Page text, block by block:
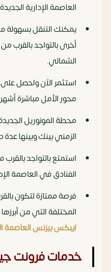
العاصمة الإدارية
يمكنك التنقل بسهولة
أخرى بالتواجد بالقرب
الشمالي.
استثمر الآن واحصل
محور الأمل مباشرة
محطة المونوريل
الزمني بينك وبينها عدة
استمتع بالتواجد
الفنادق في العاصمة
فرصة ممتازة لتكون
المختلفة التي من أبرزها
ايبكس بيزنس العاصمة
خدمات فرونت